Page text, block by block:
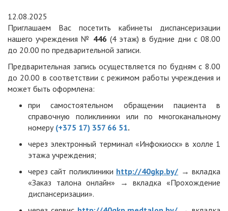
12.08.2025
Приглашаем Вас посетить кабинеты диспансеризации
нашего учреждения № 446 (4 этаж) в будние дни с 08.00
до 20.00 по предварительной записи.
Предварительная запись осуществляется по будням с 8.00
до 20.00 в соответствии с режимом работы учреждения и
может быть оформлена:
при самостоятельном обращении пациента в
справочную поликлиники или по многоканальному
номеру (+375 17) 357 66 51.
через электронный терминал «Инфокиоск» в холле 1
этажа учреждения;
через сайт поликлиники http://40gkp.by/ → вкладка
«Заказ талона онлайн» → вкладка «Прохождение
диспансеризации».